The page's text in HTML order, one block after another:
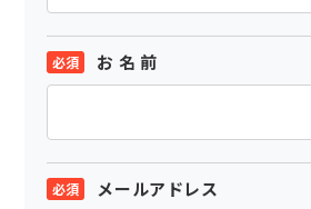
お 名 前
メールアドレス